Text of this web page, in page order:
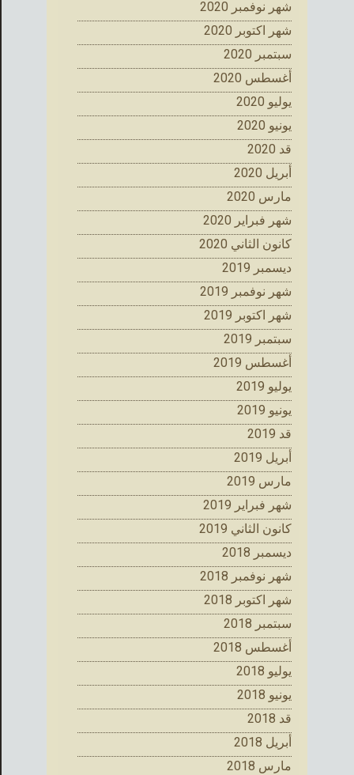
شهر نوفمبر 2020
شهر اكتوبر 2020
سبتمبر 2020
أغسطس 2020
يوليو 2020
يونيو 2020
قد 2020
أبريل 2020
مارس 2020
شهر فبراير 2020
كانون الثاني 2020
ديسمبر 2019
شهر نوفمبر 2019
شهر اكتوبر 2019
سبتمبر 2019
أغسطس 2019
يوليو 2019
يونيو 2019
قد 2019
أبريل 2019
مارس 2019
شهر فبراير 2019
كانون الثاني 2019
ديسمبر 2018
شهر نوفمبر 2018
شهر اكتوبر 2018
سبتمبر 2018
أغسطس 2018
يوليو 2018
يونيو 2018
قد 2018
أبريل 2018
مارس 2018